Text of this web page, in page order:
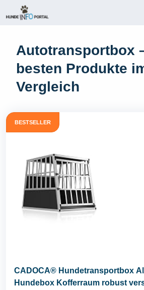
Inhalt
Autotransportbox
besten Produkte
Vergleich
BESTSELLER
CADOCA® Hundetransportbox
Hundebox Kofferraum robust